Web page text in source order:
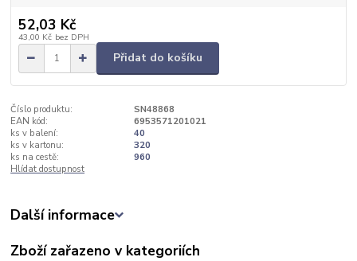
52,03 Kč
43,00 Kč bez DPH
Přidat do košíku
Číslo produktu:
SN48868
EAN kód:
6953571201021
ks v balení:
40
ks v kartonu:
320
ks na cestě:
960
Hlídat dostupnost
Další informace
Zboží zařazeno v kategoriích